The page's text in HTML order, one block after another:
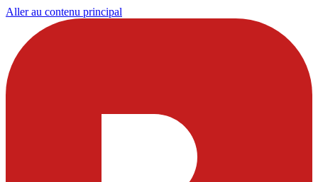
Aller au contenu principal